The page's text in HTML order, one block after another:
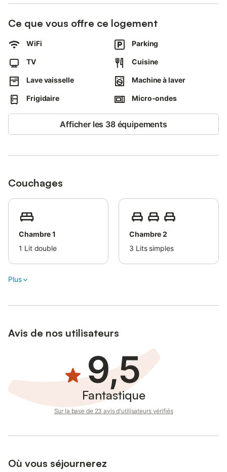
Ce que vous offre ce logement
WiFi Parking
TV Cuisine
Lave vaisselle Machine à laver
Frigidaire Micro-ondes
Afficher les 38 équipements
Couchages
Chambre 1
1 Lit double
Chambre 2
3 Lits simples
Plus
Avis de nos utilisateurs
9,5
Fantastique
Sur la base de 23 avis d'utilisateurs vérifiés
Où vous séjournerez